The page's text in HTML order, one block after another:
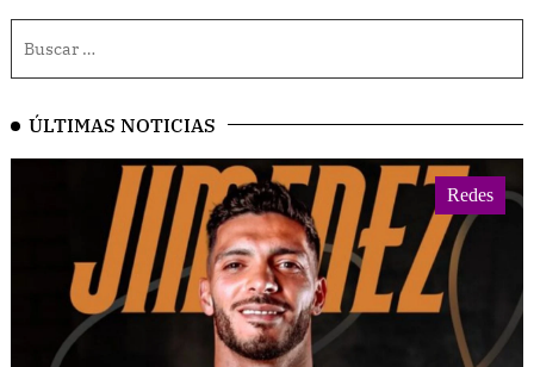
ÚLTIMAS NOTICIAS
Redes